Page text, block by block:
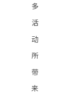
多
活
动
所
带
来